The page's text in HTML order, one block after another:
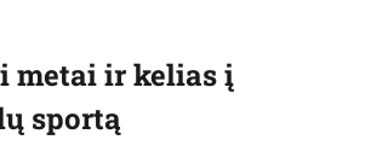
metai ir kelias į
sportą